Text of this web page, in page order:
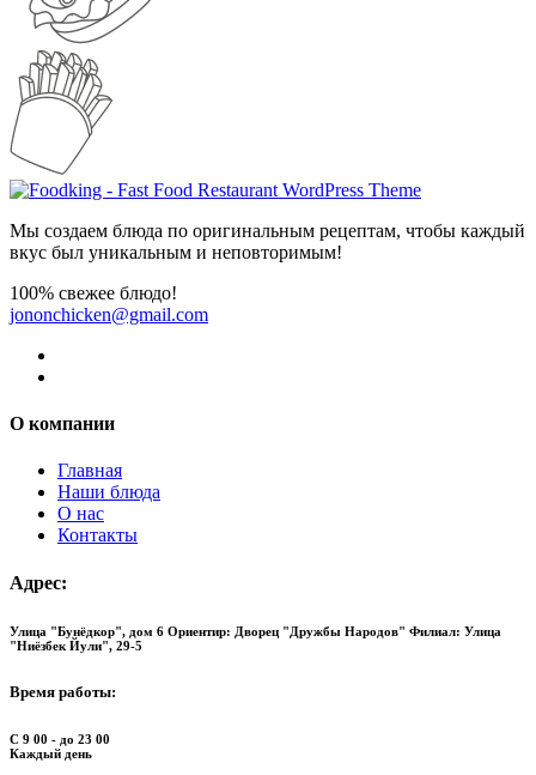
Мы создаем блюда по оригинальным рецептам, чтобы каждый
вкус был уникальным и неповторимым!
100% свежее блюдо!
jononchicken@gmail.com
О компании
Главная
Наши блюда
О нас
Контакты
Адрес:
Улица "Бунёдкор", дом 6 Ориентир: Дворец "Дружбы Народов" Филиал: Улица
"Ниёзбек Йули", 29-5
Время работы:
С 9 00 - до 23 00
Каждый день